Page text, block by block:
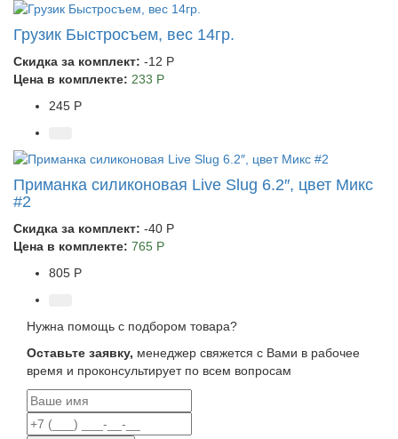
Грузик Быстросъем, вес 14гр.
Скидка за комплект: -12 Р
Цена в комплекте: 233 Р
245 Р
Приманка силиконовая Live Slug 6.2″, цвет Микс
#2
Скидка за комплект: -40 Р
Цена в комплекте: 765 Р
805 Р
Нужна помощь с подбором товара?
Оставьте заявку, менеджер свяжется с Вами в рабочее
время и проконсультирует по всем вопросам